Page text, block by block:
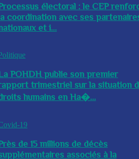
électoral : le CEP
coordination avec ses
et i...
POHDH publie son premier
trimestriel sur la situation
humains en Ha�...
19
de 15 millions de décès
associés à la